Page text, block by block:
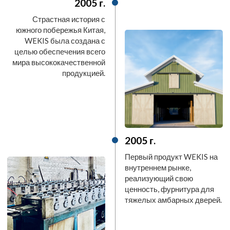
2005 г.
Страстная история с
южного побережья Китая,
WEKIS была создана с
целью обеспечения всего
мира высококачественной
продукцией.
2005 г.
Первый продукт WEKIS на
внутреннем рынке,
реализующий свою
ценность, фурнитура для
тяжелых амбарных дверей.